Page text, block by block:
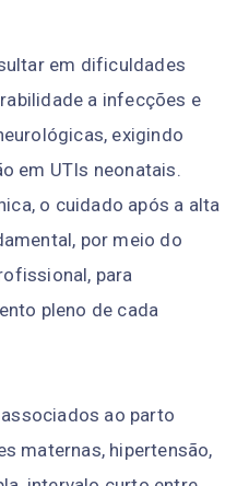
em dificuldades
a infecções e
exigindo
em UTIs neonatais.
o cuidado após a alta
por meio do
para
pleno de cada
ao parto
maternas, hipertensão,